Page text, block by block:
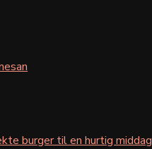
burger til en hurtig middag